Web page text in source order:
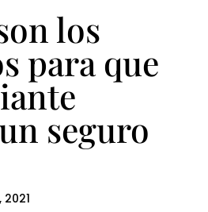
los
para que
seguro
2021